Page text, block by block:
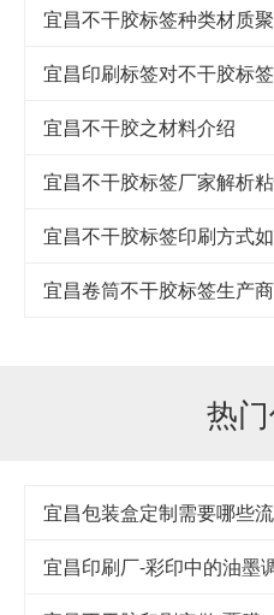
宜昌​不干胶标签种类材质
宜昌印刷标签对不干胶标
宜昌不干胶之材料介绍
宜昌不干胶标签厂家解析
宜昌不干胶标签印刷方式
宜昌卷筒不干胶标签生产商
热
宜昌包装盒定制需要哪些
宜昌印刷厂-彩印中的油墨